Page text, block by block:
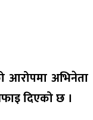
आरोपमा अभिनेता
दिएको छ ।